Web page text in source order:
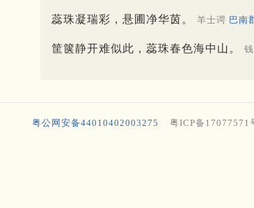
蕊珠凝瑞彩，悬圃净华茵。 羊士谔 巴南
筐箧静开难似此，蕊珠春色海中山。
粤公网安备44010402003275 粤ICP备17077571